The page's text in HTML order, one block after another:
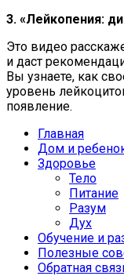
3. «Лейкопения:
Это видео
и даст
Вы узнаете, как
уровень
появление.
Главная
Дом и
Здоровье
Тело
Питание
Разум
Дух
Обучение и
Полезные
Обратная